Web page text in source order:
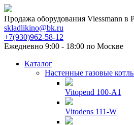
Продажа оборудования Viessmann в
skladlikino@bk.ru
+7(930)962-58-12
Ежедневно 9:00 - 18:00 по Москве
Каталог
Настенные газовые
Vitopend 100-A1
Vitodens 111-W